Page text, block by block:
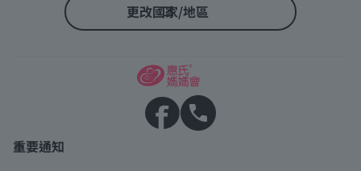
更改國家/地區
重要通知